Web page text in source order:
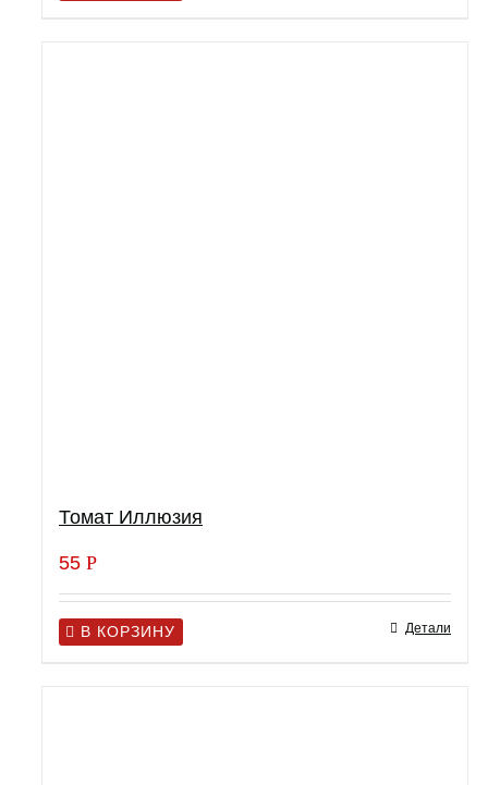
Томат Иллюзия
55 Р
В КОРЗИНУ Детали